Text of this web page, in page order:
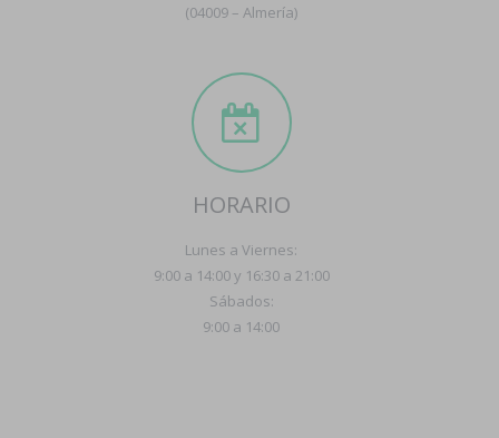
(04009 – Almería)
HORARIO
Lunes a Viernes:
9:00 a 14:00 y 16:30 a 21:00
Sábados:
9:00 a 14:00